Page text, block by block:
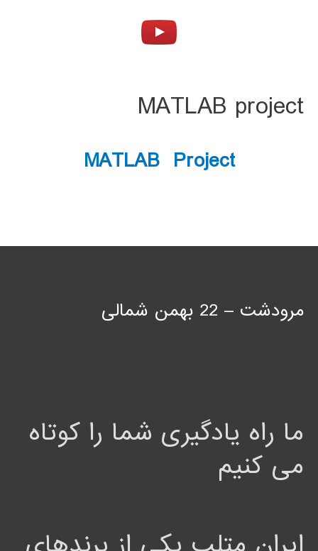
MATLAB project
MATLAB Project
مرودشت – 22 بهمن شمالی
ما راه یادگیری شما را کوتاه
می کنیم